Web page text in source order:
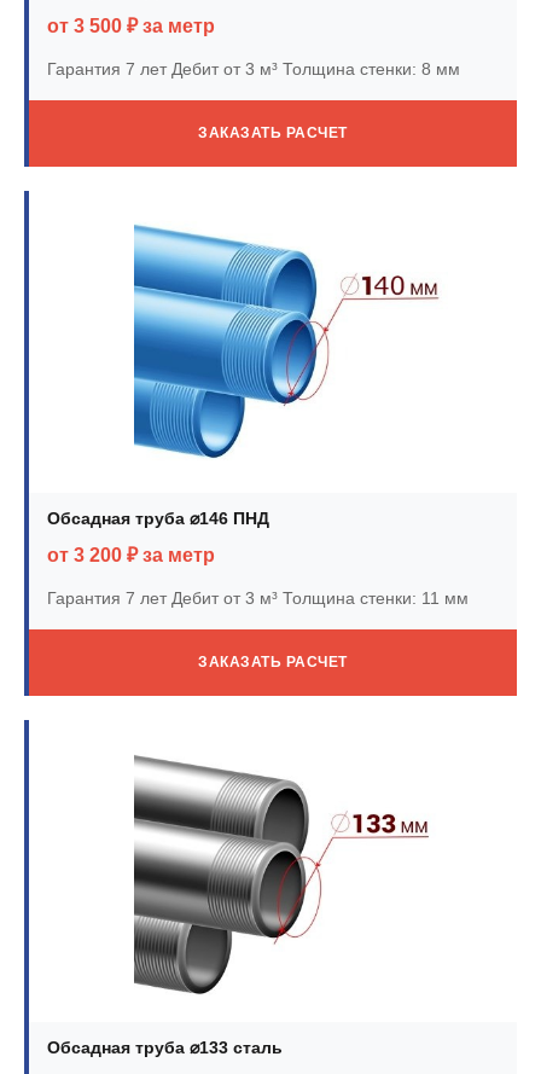
от 3 500 ₽ за метр
Гарантия 7 летДебит от 3 м³ Толщина стенки: 8 мм
ЗАКАЗАТЬ РАСЧЕТ
Обсадная труба ⌀146 ПНД
от 3 200 ₽ за метр
Гарантия 7 летДебит от 3 м³ Толщина стенки: 11 мм
ЗАКАЗАТЬ РАСЧЕТ
Обсадная труба ⌀133 сталь